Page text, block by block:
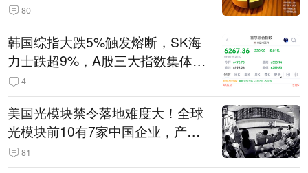
80
韩国综指大跌5%触发熔断，SK海
力士跌超9%，A股三大指数集体低
开 4
美国光模块禁令落地难度大！全球
光模块前10有7家中国企业，产业
界人士：想“脱钩”并不容易
81